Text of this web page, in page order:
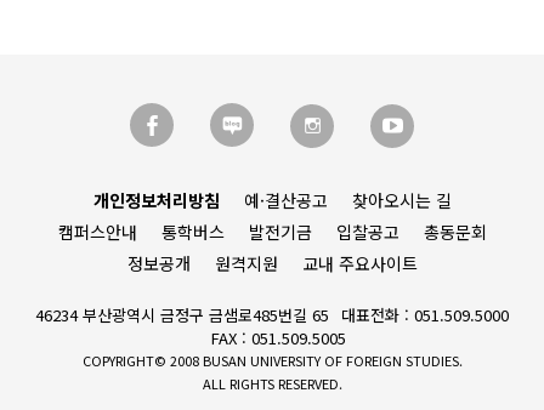
개인정보처리방침 예·결산공고
찾아오시는 길
캠퍼스안내
통학버스 발전기금 입찰공고
총동문회
정보공개
원격지원 교내 주요사이트
46234 부산광역시 금정구 금샘로485번길 65
대표전화 : 051.509.5000
FAX : 051.509.5005
COPYRIGHT© 2008 BUSAN UNIVERSITY OF FOREIGN STUDIES.
ALL RIGHTS RESERVED.